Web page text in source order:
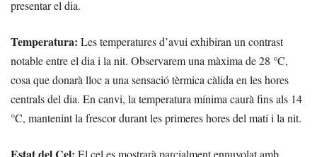
presentar el dia.
Temperatura: Les temperatures d’avui exhibiran un contrast
notable entre el dia i la nit. Observarem una màxima de 28 °C,
cosa que donarà lloc a una sensació tèrmica càlida en les hores
centrals del dia. En canvi, la temperatura mínima caurà fins als 14
°C, mantenint la frescor durant les primeres hores del matí i la nit.